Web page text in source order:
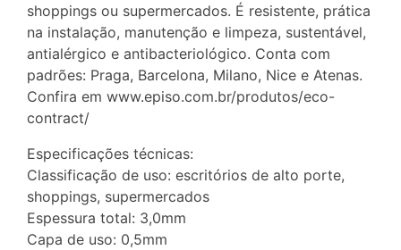
shoppings ou supermercados. É resistente, prática
na instalação, manutenção e limpeza, sustentável,
antialérgico e antibacteriológico. Conta com
padrões: Praga, Barcelona, Milano, Nice e Atenas.
Confira em www.episo.com.br/produtos/eco-
contract/
Especificações técnicas:
Classificação de uso: escritórios de alto porte,
shoppings, supermercados
Espessura total: 3,0mm
Capa de uso: 0,5mm